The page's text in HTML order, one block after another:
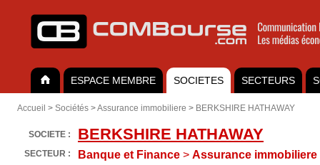
ESPACE MEMBRE SOCIETES SECTEURS
Accueil > Sociétés >Assurance immobiliere > BERKSHIRE HATHAWAY
SOCIETE : BERKSHIRE HATHAWAY
SECTEUR : Banque et Finance > Assurance immobiliere